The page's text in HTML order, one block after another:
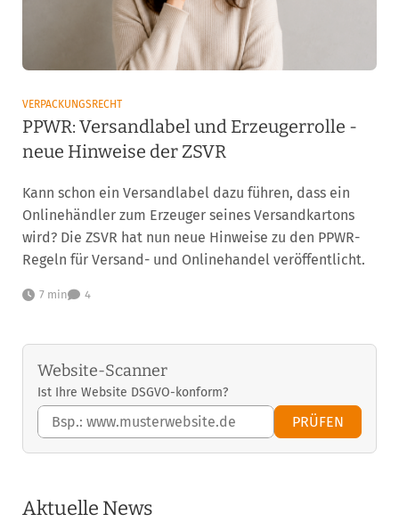
VERPACKUNGSRECHT
PPWR: Versandlabel und Erzeugerrolle -
neue Hinweise der ZSVR
Kann schon ein Versandlabel dazu führen, dass ein
Onlinehändler zum Erzeuger seines Versandkartons
wird? Die ZSVR hat nun neue Hinweise zu den PPWR-
Regeln für Versand- und Onlinehandel veröffentlicht.
7 min 4
Website-Scanner
Ist Ihre Website DSGVO-konform?
PRÜFEN
Aktuelle News